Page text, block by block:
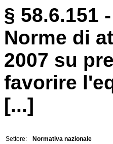
§ 58.6.151
Norme di
2007 su
favorire
[...]
Settore:
Normativa nazionale